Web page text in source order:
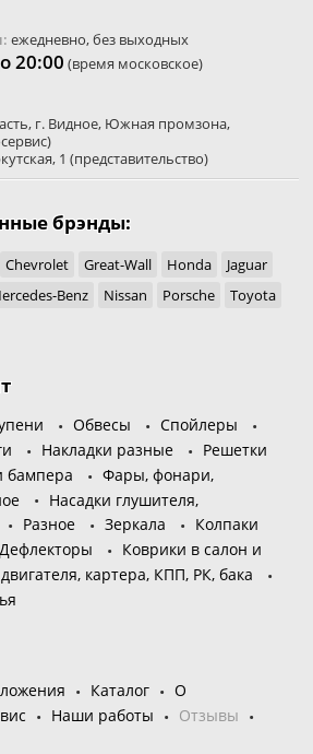
ежедневно, без выходных
20:00 (время московское)
, г. Видное, Южная промзона,
1 (представительство)
брэнды:
Chevrolet Great-Wall Honda
Jaguar
Benz Nissan Porsche
Toyota
Обвесы
Спойлеры
Накладки разные
Решетки
бампера
Фары, фонари,
Насадки глушителя,
Разное Зеркала
Колпаки
Дефлекторы
Коврики в салон и
картера, КПП, РК, бака
Каталог
О
Наши работы
Отзывы